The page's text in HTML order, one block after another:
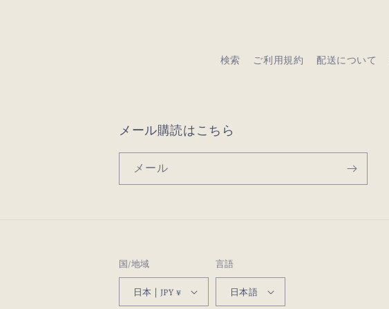
検索 ご利用規約 配送について
メール購読はこちら
メール
国/地域
日本 | JPY ¥
言語
日本語